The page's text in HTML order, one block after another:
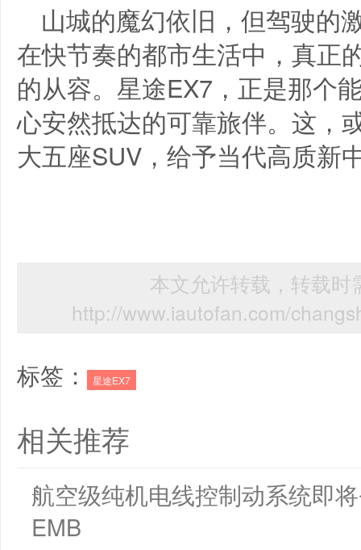
山城的魔幻依旧，但驾驶的
在快节奏的都市生活中，真正
的从容。星途EX7，正是那个
心安然抵达的可靠旅伴。这，
大五座SUV，给予当代高质新
本文允许转载，转载
http://www.iautofan.com/
标签： 星途EX7
相关推荐
航空级纯机电线控制动系统即
EMB